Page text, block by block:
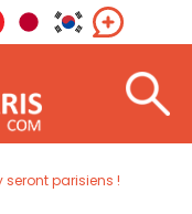
seront parisiens !